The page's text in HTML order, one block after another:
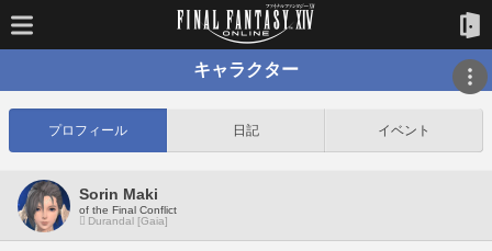
キャラクター
プロフィール 日記 イベント
Sorin Maki
of the Final Conflict
Durandal [Gaia]